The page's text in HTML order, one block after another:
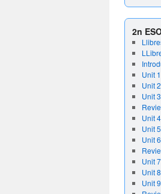
2n
Unit 1
Unit 2
Unit 3
Unit 4
Unit 5
Unit 6
Unit 7
Unit 8
Unit 9